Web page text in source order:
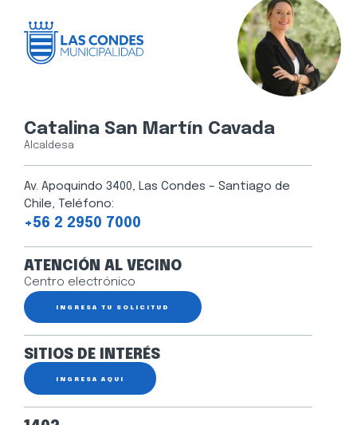
Catalina San Martín Cavada
Alcaldesa
Av. Apoquindo 3400, Las Condes – Santiago de
Chile, Teléfono:
+56 2 2950 7000
ATENCIÓN AL VECINO
Centro electrónico
INGRESA TU SOLICITUD
SITIOS DE INTERÉS
INGRESA AQUÍ